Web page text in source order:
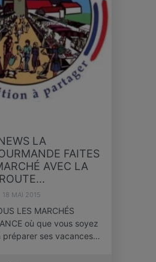
LA
FAITES
AVEC LA
ROUTE...
18 MAI 2015
LES MARCHÉS
où que vous soyez
préparer ses vacances…